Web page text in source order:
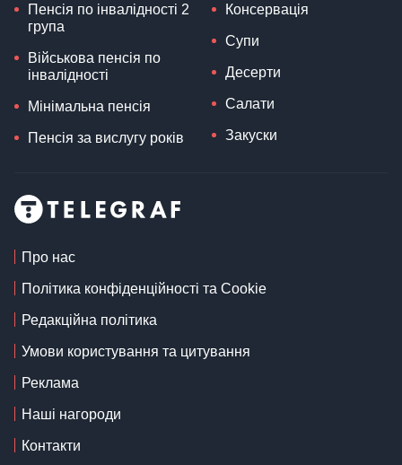
Пенсія по інвалідності 2
група
Військова пенсія по
інвалідності
Мінімальна пенсія
Пенсія за вислугу років
Консервація
Супи
Десерти
Салати
Закуски
Про нас
Політика конфіденційності та Cookie
Редакційна політика
Умови користування та цитування
Реклама
Наші нагороди
Контакти